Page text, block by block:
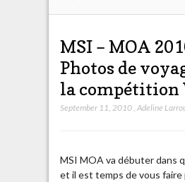
MSI – MOA
Photos de
la compétition
September 11, 2010, Adeline
MSI MOA va débuter dans
et il est temps de vous faire